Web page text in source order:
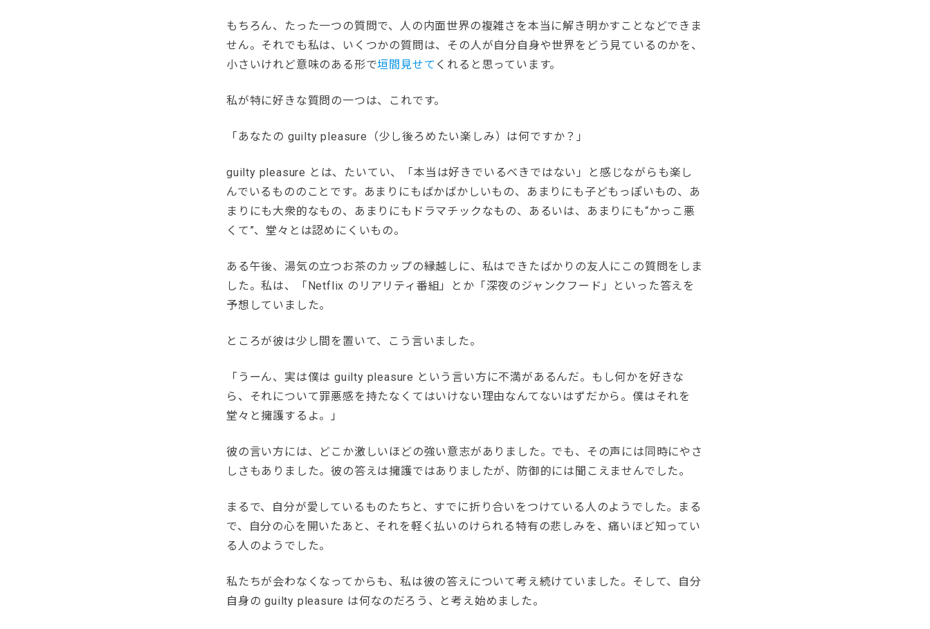
もちろん、たった一つの質問で、人の内面世界の複雑さを本当に解き明かすことなどできま
せん。それでも私は、いくつかの質問は、その人が自分自身や世界をどう見ているのかを、
小さいけれど意味のある形で垣間見せて くれると思っています。
私が特に好きな質問の一つは、これです。
「あなたの guilty pleasure（少し後ろめたい楽しみ）は何ですか？」
guilty pleasure とは、たいてい、「本当は好きでいるべきではない」と感じながらも楽し
んでいるもののことです。あまりにもばかばかしいもの、あまりにも子どもっぽいもの、あ
まりにも大衆的なもの、あまりにもドラマチックなもの、あるいは、あまりにも“かっこ悪
くて”、堂々とは認めにくいもの。
ある午後、湯気の立つお茶のカップの縁越しに、私はできたばかりの友人にこの質問をしま
した。私は、「Netflix のリアリティ番組」とか「深夜のジャンクフード」といった答えを
予想していました。
ところが彼は少し間を置いて、こう言いました。
「うーん、実は僕は guilty pleasure という言い方に不満があるんだ。もし何かを好きな
ら、それについて罪悪感を持たなくてはいけない理由なんてないはずだから。僕はそれを
堂々と擁護するよ。」
彼の言い方には、どこか激しいほどの強い意志がありました。でも、その声には同時にやさ
しさもありました。彼の答えは擁護ではありましたが、防御的には聞こえませんでした。
まるで、自分が愛しているものたちと、すでに折り合いをつけている人のようでした。まる
で、自分の心を開いたあと、それを軽く払いのけられる特有の悲しみを、痛いほど知ってい
る人のようでした。
私たちが会わなくなってからも、私は彼の答えについて考え続けていました。そして、自分
自身の guilty pleasure は何なのだろう、と考え始めました。